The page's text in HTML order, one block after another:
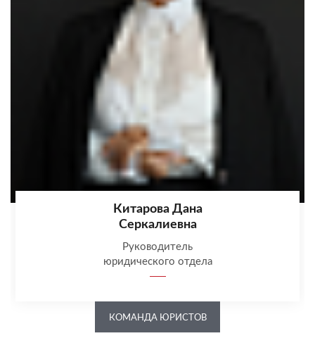
Китарова Дана
Серкалиевна
Руководитель
юридического отдела
КОМАНДА ЮРИСТОВ